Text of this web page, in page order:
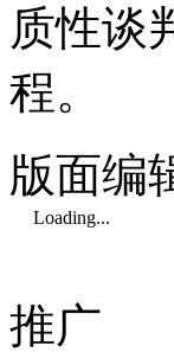
质性谈
程。
版面编
Loading...
推广